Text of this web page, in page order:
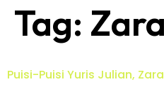
Tag:
Puisi-Puisi Yuris Julian,